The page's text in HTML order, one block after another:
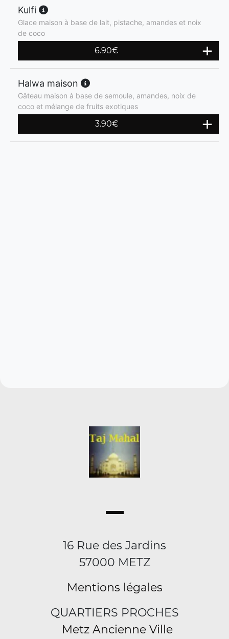
Kulfi
Glace maison à base de lait, pistache, amandes et noix
de coco
6.90€
Halwa maison
Gâteau maison à base de semoule, amandes, noix de
coco et mélange de fruits exotiques
3.90€
16 Rue des Jardins
57000 METZ
Mentions légales
QUARTIERS PROCHES
Metz Ancienne Ville